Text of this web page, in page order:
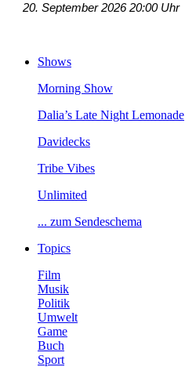
20.September202620:00Uhr
Shows
MorningShow
Dalia’sLateNightLemonade
Davidecks
TribeVibes
Unlimited
...zumSendeschema
Topics
Film
Musik
Politik
Umwelt
Game
Buch
Sport